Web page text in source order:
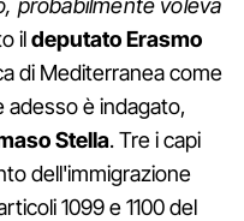
probabilmente voleva
ildeputato Erasmo
di Mediterranea come
adesso è indagato,
Stella. Tre i capi
dell'immigrazione
1099 e 1100 del